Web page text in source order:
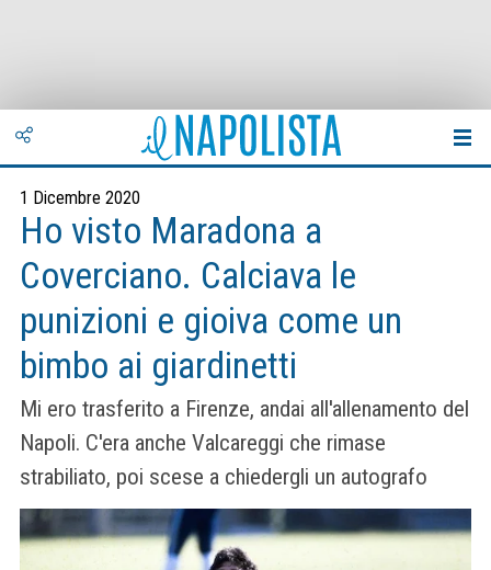
1 Dicembre 2020
Ho visto Maradona a
Coverciano. Calciava le
punizioni e gioiva come un
bimbo ai giardinetti
Mi ero trasferito a Firenze, andai all'allenamento del
Napoli. C'era anche Valcareggi che rimase
strabiliato, poi scese a chiedergli un autografo